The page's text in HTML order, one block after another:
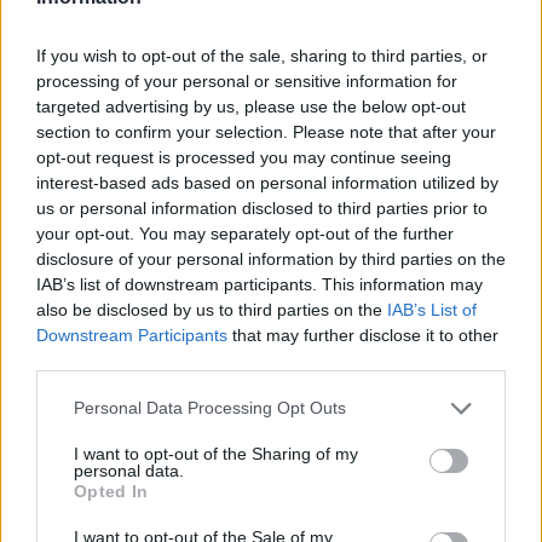
If you wish to opt-out of the sale, sharing to third parties, or
processing of your personal or sensitive information for
targeted advertising by us, please use the below opt-out
section to confirm your selection. Please note that after your
opt-out request is processed you may continue seeing
interest-based ads based on personal information utilized by
us or personal information disclosed to third parties prior to
your opt-out. You may separately opt-out of the further
disclosure of your personal information by third parties on the
IAB’s list of downstream participants. This information may
also be disclosed by us to third parties on the IAB’s List of
Downstream Participants that may further disclose it to other
Please note that this website/app uses one or more Google
not limited to your visit or usage behaviour. You may click to
grant or deny consent to Google and its third-party tags to
use your data for below specified purposes in below Google
consent section.
Personal Data Processing Opt Outs
I want to opt-out of the Sharing of my
personal data.
Opted In
I want to opt-out of the Sale of my
Gallura, finti clienti svuotano le suite: furto da
50mila nel resort
Meteo Olbia 7 agosto, sole e caldo tornano
protagonisti
Test tunnel Olbia: rampe chiuse ancora fino a
fine agosto
Aggius conquista la classifica delle mete più
amate dell’estate 2026